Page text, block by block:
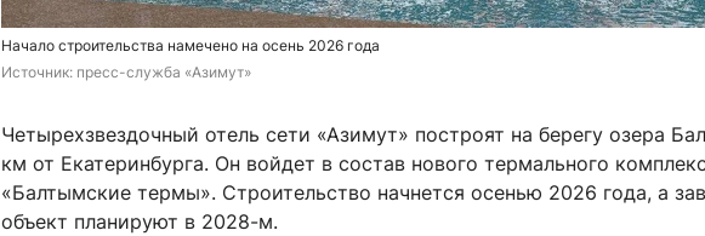
Начало строительства намечено на осень 2026 года
Источник: пресс-служба «Азимут»
Четырехзвездочный отель сети «Азимут» построят на берегу озера
км от Екатеринбурга. Он войдет в состав нового термального
«Балтымские термы». Строительство начнется осенью 2026 года, а
объект планируют в 2028-м.